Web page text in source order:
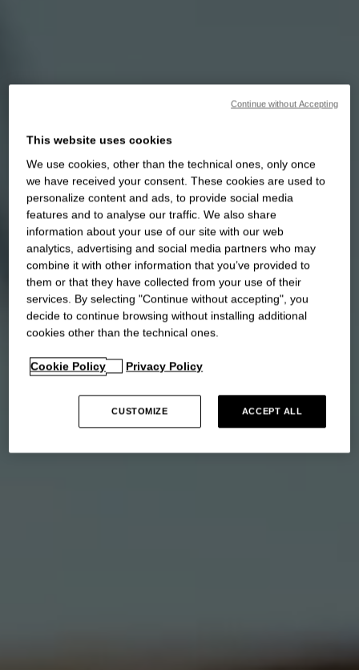
This website uses cookies
We use cookies, other than the technical ones, only once
we have received your consent. These cookies are used to
personalize content and ads, to provide social media
features and to analyse our traffic. We also share
information about your use of our site with our web
analytics, advertising and social media partners who may
combine it with other information that you’ve provided to
them or that they have collected from your use of their
services. By selecting "Continue without accepting", you
decide to continue browsing without installing additional
cookies other than the technical ones.
Cookie Policy Privacy Policy
CUSTOMIZE ACCEPT ALL
Continue without Accepting